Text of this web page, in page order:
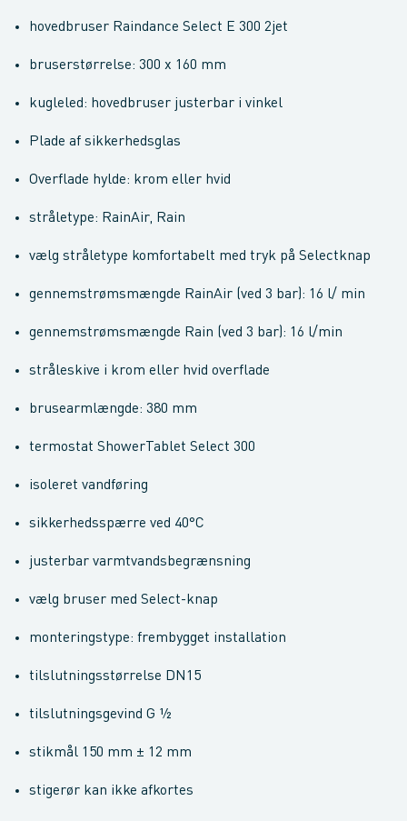
hovedbruser Raindance Select E 300 2jet
bruserstørrelse: 300 x 160 mm
kugleled: hovedbruser justerbar i vinkel
Plade af sikkerhedsglas
Overflade hylde: krom eller hvid
stråletype: RainAir, Rain
vælg stråletype komfortabelt med tryk på Selectknap
gennemstrømsmængde RainAir (ved 3 bar): 16 l/ min
gennemstrømsmængde Rain (ved 3 bar): 16 l/min
stråleskive i krom eller hvid overflade
brusearmlængde: 380 mm
termostat ShowerTablet Select 300
isoleret vandføring
sikkerhedsspærre ved 40°C
justerbar varmtvandsbegrænsning
vælg bruser med Select-knap
monteringstype: frembygget installation
tilslutningsstørrelse DN15
tilslutningsgevind G ½
stikmål 150 mm ± 12 mm
stigerør kan ikke afkortes